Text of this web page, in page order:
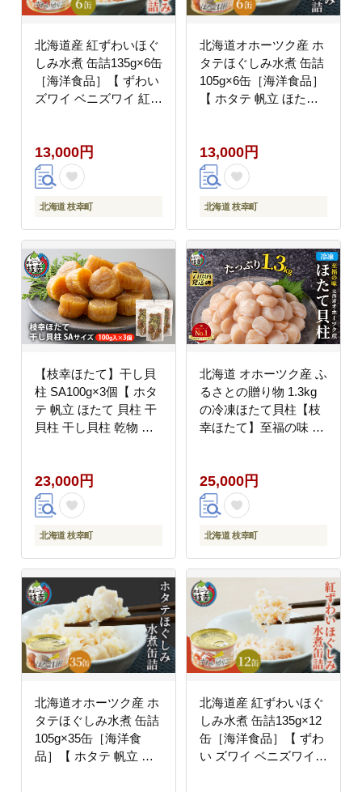
北海道産 紅ずわいほぐ
しみ水煮 缶詰135g×6缶
［海洋食品］【 ずわい
ズワイ ベニズワイ 紅ズ
かに缶詰 かに缶 カニ缶
北海道 枝幸 ホーツク
】
13,000円
北海道 枝幸町
北海道オホーツク産 ホ
タテほぐしみ水煮 缶詰
105g×6缶［海洋食品］
【 ホタテ 帆立 ほたて
ーツク 】
13,000円
北海道 枝幸町
【枝幸ほたて】干し貝
柱 SA100g×3個【 ホタ
テ 帆立 ほたて 貝柱 干
貝柱 干し貝柱 乾物 家
23,000円
北海道 枝幸町
北海道 オホーツク産 ふ
るさとの贈り物 1.3kg
の冷凍ほたて貝柱【枝
幸ほたて】至福の味 海
25,000円
北海道 枝幸町
北海道オホーツク産 ホ
タテほぐしみ水煮 缶詰
105g×35缶［海洋食
品］【 ホタテ 帆立 ほ
北海道産 紅ずわいほぐ
しみ水煮 缶詰135g×12
缶［海洋食品］【 ずわ
い ズワイ ベニズワイ